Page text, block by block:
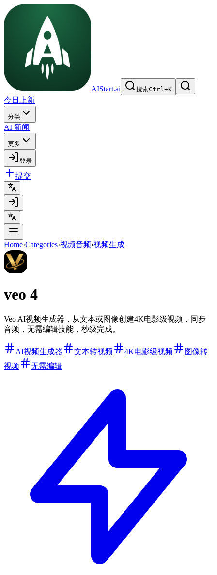
AIStart.ai 搜索Ctrl+K
今日上新
分类
AI 新闻
更多
登录
提交
Home›Categories›视频音频›视频生成
veo 4
Veo AI视频生成器，从文本或图像创建4K电影级视频，同步
音频，无需编辑技能，秒级完成。
AI视频生成器 文本转视频 4K电影级视频
图像转
视频
无需编辑